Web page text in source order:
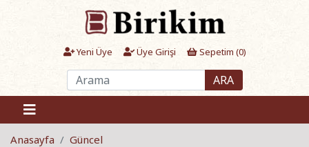
Yeni Üye Üye Girişi Sepetim (0)
ARA
Anasayfa
Güncel